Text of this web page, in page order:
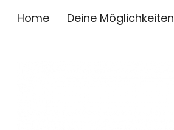
Home Deine Möglichkeiten